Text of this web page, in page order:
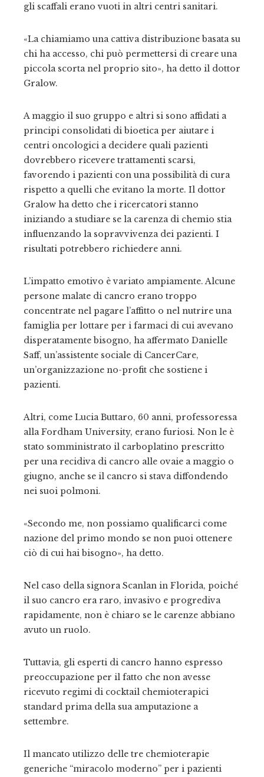
gli scaffali erano vuoti in altri centri sanitari.
«La chiamiamo una cattiva distribuzione basata su
chi ha accesso, chi può permettersi di creare una
piccola scorta nel proprio sito», ha detto il dottor
Gralow.
A maggio il suo gruppo e altri si sono affidati a
principi consolidati di bioetica per aiutare i
centri oncologici a decidere quali pazienti
dovrebbero ricevere trattamenti scarsi,
favorendo i pazienti con una possibilità di cura
rispetto a quelli che evitano la morte. Il dottor
Gralow ha detto che i ricercatori stanno
iniziando a studiare se la carenza di chemio stia
influenzando la sopravvivenza dei pazienti. I
risultati potrebbero richiedere anni.
L’impatto emotivo è variato ampiamente. Alcune
persone malate di cancro erano troppo
concentrate nel pagare l’affitto o nel nutrire una
famiglia per lottare per i farmaci di cui avevano
disperatamente bisogno, ha affermato Danielle
Saff, un’assistente sociale di CancerCare,
un’organizzazione no-profit che sostiene i
pazienti.
Altri, come Lucia Buttaro, 60 anni, professoressa
alla Fordham University, erano furiosi. Non le è
stato somministrato il carboplatino prescritto
per una recidiva di cancro alle ovaie a maggio o
giugno, anche se il cancro si stava diffondendo
nei suoi polmoni.
«Secondo me, non possiamo qualificarci come
nazione del primo mondo se non puoi ottenere
ciò di cui hai bisogno», ha detto.
Nel caso della signora Scanlan in Florida, poiché
il suo cancro era raro, invasivo e progrediva
rapidamente, non è chiaro se le carenze abbiano
avuto un ruolo.
Tuttavia, gli esperti di cancro hanno espresso
preoccupazione per il fatto che non avesse
ricevuto regimi di cocktail chemioterapici
standard prima della sua amputazione a
settembre.
Il mancato utilizzo delle tre chemioterapie
generiche “miracolo moderno” per i pazienti